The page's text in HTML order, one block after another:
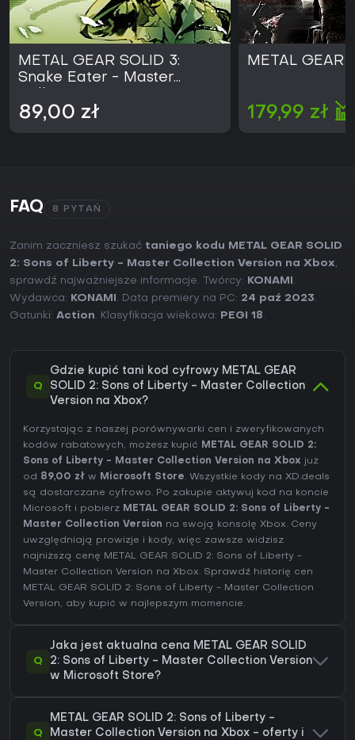
METAL GEAR SOLID 3:
Snake Eater - Master
89,00 zł
METAL GEAR
179,99 zł
FAQ 8 PYTAŃ
Zanim zaczniesz szukać taniego kodu METAL GEAR SOLID
2: Sons of Liberty - Master Collection Version na Xbox,
sprawdź najważniejsze informacje. Twórcy:
KONAMI .
Wydawca:
KONAMI . Data premiery na PC: 24 paź 2023.
Gatunki: Action. Klasyfikacja wiekowa: PEGI 18.
Q
Gdzie kupić tani kod cyfrowy METAL GEAR
SOLID 2: Sons of Liberty - Master Collection
Version na Xbox?
Korzystając z naszej porównywarki cen i zweryfikowanych
kodów rabatowych, możesz kupić METAL GEAR SOLID 2:
Sons of Liberty - Master Collection Version na Xbox już
od 89,00 zł w Microsoft Store. Wszystkie kody na XD.deals
są dostarczane cyfrowo. Po zakupie aktywuj kod na koncie
Microsoft i pobierz METAL GEAR SOLID 2: Sons of Liberty -
Master Collection Version na swoją konsolę Xbox. Ceny
uwzględniają prowizje i kody, więc zawsze widzisz
najniższą cenę METAL GEAR SOLID 2: Sons of Liberty -
Master Collection Version na Xbox. Sprawdź historię cen
METAL GEAR SOLID 2: Sons of Liberty - Master Collection
Version, aby kupić w najlepszym momencie.
Q
Jaka jest aktualna cena METAL GEAR SOLID
2: Sons of Liberty - Master Collection Version
w Microsoft Store?
Q
METAL GEAR SOLID 2: Sons of Liberty -
Master Collection Version na Xbox - oferty i